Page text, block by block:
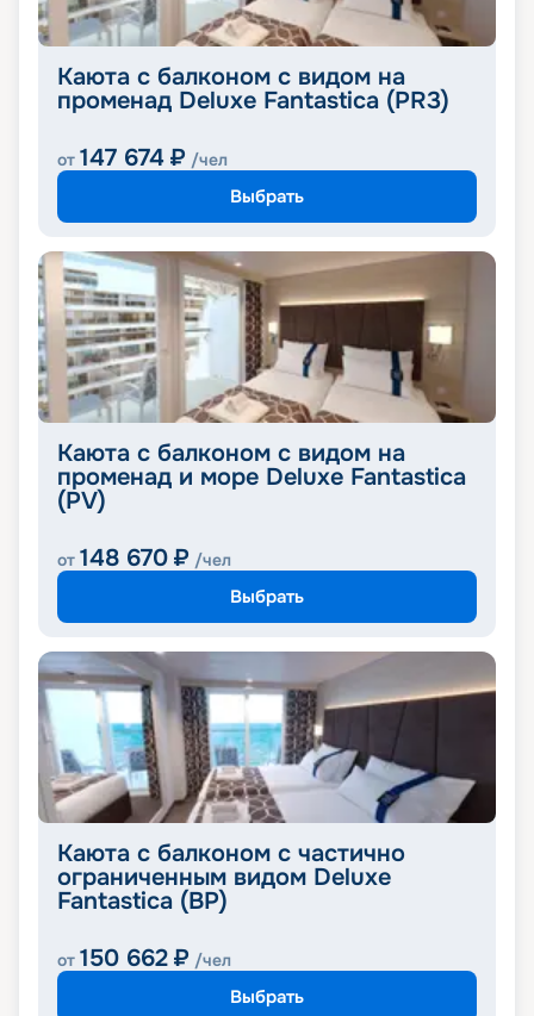
Каюта с балконом с видом на
променад Deluxe Fantastica (PR3)
от 147 674 ₽ /чел
Выбрать
Каюта с балконом с видом на
променад и море Deluxe Fantastica
(PV)
от 148 670 ₽ /чел
Выбрать
Каюта с балконом с частично
ограниченным видом Deluxe
Fantastica (BP)
от 150 662 ₽ /чел
Выбрать